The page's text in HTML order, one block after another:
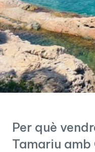
Per què
Tamariu amb